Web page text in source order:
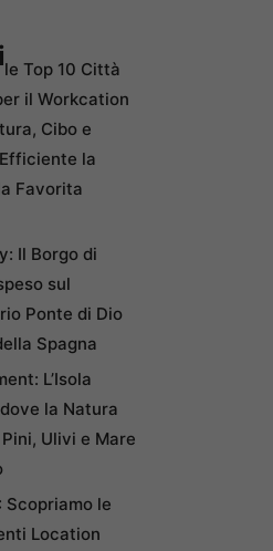
Top 10 Città
il Workcation
Cibo e
la
Favorita
Il Borgo di
sul
Ponte di Dio
Spagna
L’Isola
la Natura
Ulivi e Mare
Scopriamo le
Location